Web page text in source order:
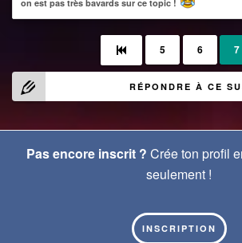
on est pas très bavards sur ce topic !
5 6 7
RÉPONDRE À CE
Pas encore inscrit ? Crée ton profil
seulement !
INSCRIPTION